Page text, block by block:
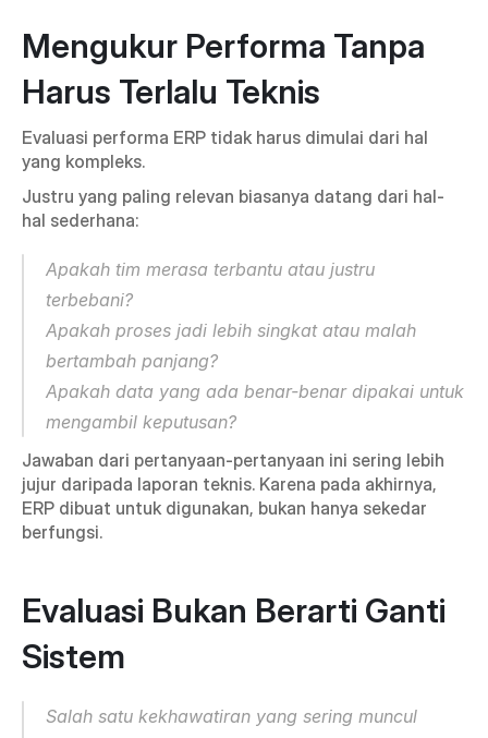
Mengukur Performa Tanpa
Harus Terlalu Teknis
Evaluasi performa ERP tidak harus dimulai dari hal
yang kompleks.
Justru yang paling relevan biasanya datang dari hal-
hal sederhana:
Apakah tim merasa terbantu atau justru
terbebani?
Apakah proses jadi lebih singkat atau malah
bertambah panjang?
Apakah data yang ada benar-benar dipakai untuk
mengambil keputusan?
Jawaban dari pertanyaan-pertanyaan ini sering lebih
jujur daripada laporan teknis. Karena pada akhirnya,
ERP dibuat untuk digunakan, bukan hanya sekedar
berfungsi.
Evaluasi Bukan Berarti Ganti
Sistem
Salah satu kekhawatiran yang sering muncul